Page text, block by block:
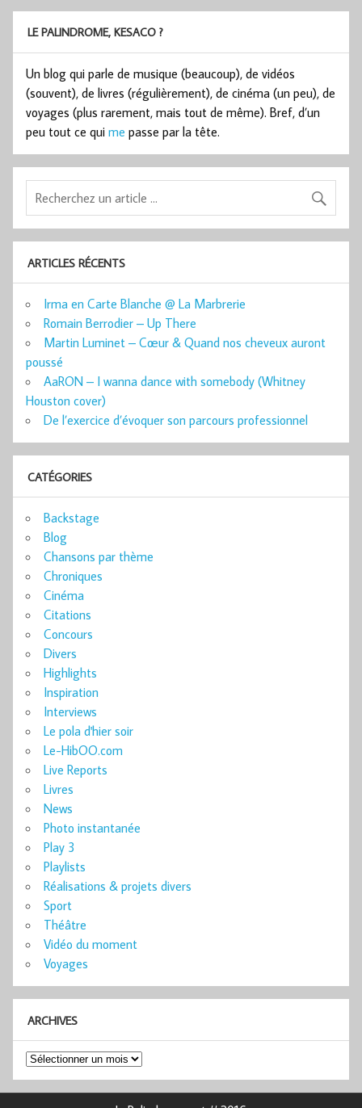
LE PALINDROME, KESACO ?
Un blog qui parle de musique (beaucoup), de vidéos
(souvent), de livres (régulièrement), de cinéma (un peu), de
voyages (plus rarement, mais tout de même). Bref, d’un
peu tout ce qui me passe par la tête.
ARTICLES RÉCENTS
Irma en Carte Blanche @ La Marbrerie
Romain Berrodier – Up There
Martin Luminet – Cœur & Quand nos cheveux auront
poussé
AaRON – I wanna dance with somebody (Whitney
Houston cover)
De l’exercice d’évoquer son parcours professionnel
CATÉGORIES
Backstage
Blog
Chansons par thème
Chroniques
Cinéma
Citations
Concours
Divers
Highlights
Inspiration
Interviews
Le pola d'hier soir
Le-HibOO.com
Live Reports
Livres
News
Photo instantanée
Play 3
Playlists
Réalisations & projets divers
Sport
Théâtre
Vidéo du moment
Voyages
ARCHIVES
Archives